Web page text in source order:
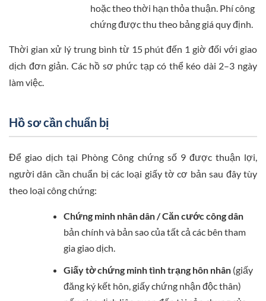
hoặc theo thời hạn thỏa thuận. Phí công
chứng được thu theo bảng giá quy định.
Thời gian xử lý trung bình từ 15 phút đến 1 giờ đối với giao
dịch đơn giản. Các hồ sơ phức tạp có thể kéo dài 2–3 ngày
làm việc.
Hồ sơ cần chuẩn bị
Để giao dịch tại Phòng Công chứng số 9 được thuận lợi,
người dân cần chuẩn bị các loại giấy tờ cơ bản sau đây tùy
theo loại công chứng:
Chứng minh nhân dân / Căn cước công dân
bản chính và bản sao của tất cả các bên tham
gia giao dịch.
Giấy tờ chứng minh tình trạng hôn nhân(giấy
đăng ký kết hôn, giấy chứng nhận độc thân)